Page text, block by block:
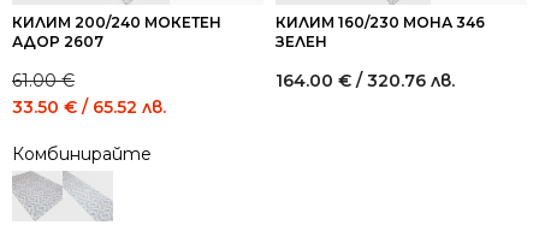
КИЛИМ 200/240 МОКЕТЕН
АДОР 2607
61.00€
Original
was:
61.00 €
/
33.50 € / 65.52 лв.
Комбинирайте
КИЛИМ 160/230 МОНА 346
ЗЕЛЕН
164.00 € / 320.76 лв.